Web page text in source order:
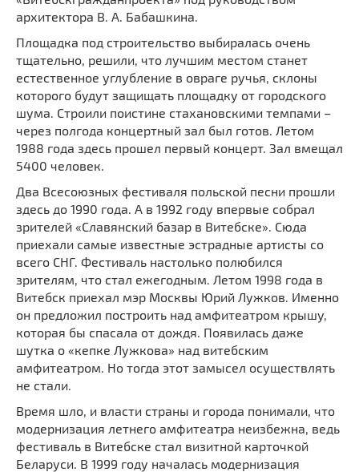
архитектора В. А. Бабашкина.
Площадка под строительство выбиралась очень
тщательно, решили, что лучшим местом станет
естественное углубление в овраге ручья, склоны
которого будут защищать площадку от городского
шума. Строили поистине стахановскими темпами –
через полгода концертный зал был готов. Летом
1988 года здесь прошел первый концерт. Зал вмещал
5400 человек.
Два Всесоюзных фестиваля польской песни прошли
здесь до 1990 года. А в 1992 году впервые собрал
зрителей «Славянский базар в Витебске». Сюда
приехали самые известные эстрадные артисты со
всего СНГ. Фестиваль настолько полюбился
зрителям, что стал ежегодным. Летом 1998 года в
Витебск приехал мэр Москвы Юрий Лужков. Именно
он предложил построить над амфитеатром крышу,
которая бы спасала от дождя. Появилась даже
шутка о «кепке Лужкова» над витебским
амфитеатром. Но тогда этот замысел осуществлять
не стали.
Время шло, и власти страны и города понимали, что
модернизация летнего амфитеатра неизбежна, ведь
фестиваль в Витебске стал визитной карточкой
Беларуси. В 1999 году началась модернизация